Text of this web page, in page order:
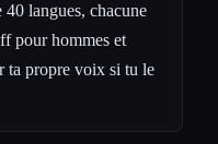
langues, chacune
pour hommes et
ta propre voix si tu le